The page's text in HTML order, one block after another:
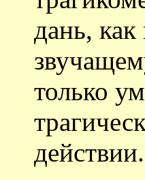
дань,
только